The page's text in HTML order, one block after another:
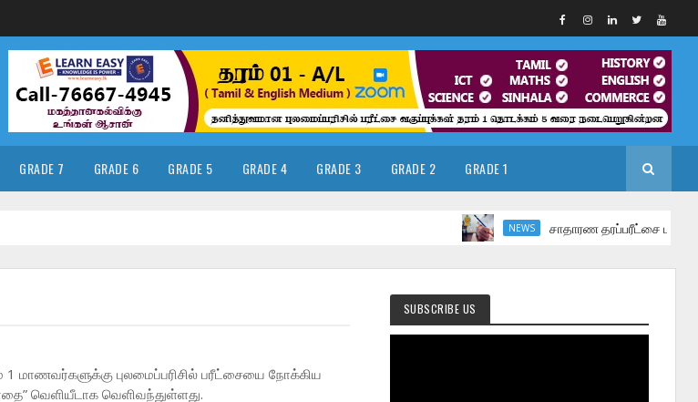
GRADE 7 GRADE 6 GRADE 5 GRADE 4 GRADE 3 GRADE 2 GRADE 1
NEWS சாதாரண தரப்பரீட்சை மார்ச்
புலமைப்பரிசில் பரீட்சையை நோக்கிய
வெளியீடாக வெளிவந்துள்ளது.
SUBSCRIBE US